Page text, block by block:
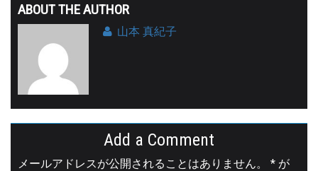
ABOUT THE AUTHOR
山本 真紀子
Add a Comment
メールアドレスが公開されることはありません。 * が